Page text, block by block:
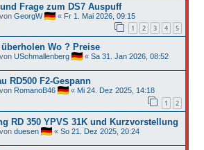
Frage zum DS7 Auspuff
GeorgW « Fr 1. Mai 2026, 09:15
1 2 3 4 5
Wo ? Preise
USchmallenberg « Sa 31. Jan 2026, 08:52
RD500 F2-Gespann
RomanoB46 « Mi 24. Dez 2025, 14:18
1 2
RD 350 YPVS 31K und Kurzvorstellung
duesen « So 21. Dez 2025, 20:24